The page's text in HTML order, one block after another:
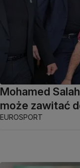
Mohamed
może zawitać
EUROSPORT